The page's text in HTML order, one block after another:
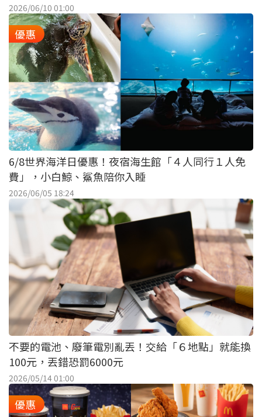
2026/06/10 01:00
優惠
6/8世界海洋日優惠！夜宿海生館「４人同行１人免
費」，小白鯨、鯊魚陪你入睡
2026/06/05 18:24
不要的電池、廢筆電別亂丟！交給「６地點」就能換
100元，丟錯恐罰6000元
2026/05/14 01:00
優惠